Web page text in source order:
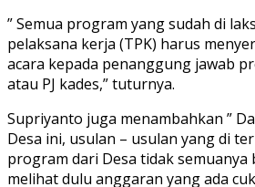
” Semua program yang sudah di
pelaksana kerja (TPK) harus
acara kepada penanggung jawab
atau PJ kades,” tuturnya.
Supriyanto juga menambahkan ”
Desa ini, usulan – usulan yang di
program dari Desa tidak semuanya
melihat dulu anggaran yang ada